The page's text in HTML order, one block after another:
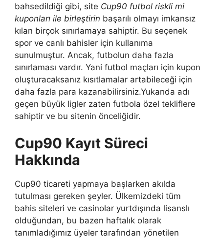
bahsedildiği gibi, site Cup90 futbol riskli mi
kuponları ile birleştirin başarılı olmayı imkansız
kılan birçok sınırlamaya sahiptir. Bu seçenek
spor ve canlı bahisler için kullanıma
sunulmuştur. Ancak, futbolun daha fazla
sınırlaması vardır. Yani futbol maçları için kupon
oluşturacaksanız kısıtlamalar artabileceği için
daha fazla para kazanabilirsiniz.Yukarıda adı
geçen büyük ligler zaten futbola özel tekliflere
sahiptir ve bu sitenin önceliğidir.
Cup90 Kayıt Süreci
Hakkında
Cup90 ticareti yapmaya başlarken akılda
tutulması gereken şeyler. Ülkemizdeki tüm
bahis siteleri ve casinolar yurtdışında lisanslı
olduğundan, bu bazen haftalık olarak
tanımladığımız üyeler tarafından yönetilen